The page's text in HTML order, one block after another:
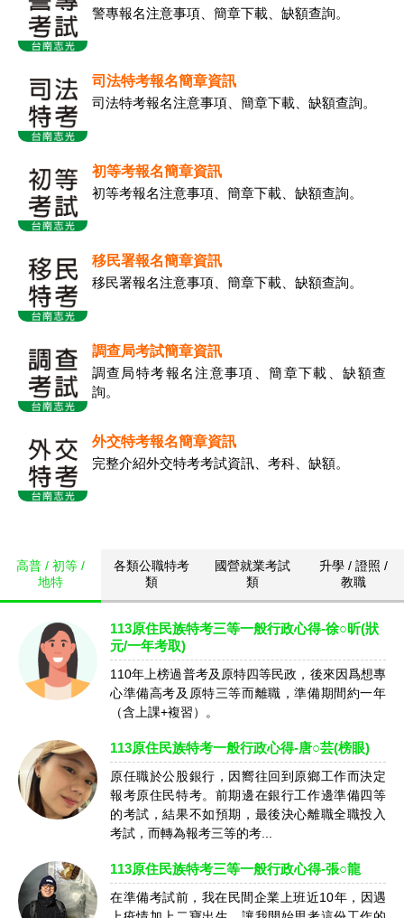
警專報名注意事項、簡章下載、缺額查詢。
司法特考報名簡章資訊
司法特考報名注意事項、簡章下載、缺額查詢。
初等考報名簡章資訊
初等考報名注意事項、簡章下載、缺額查詢。
移民署報名簡章資訊
移民署報名注意事項、簡章下載、缺額查詢。
調查局考試簡章資訊
調查局特考報名注意事項、簡章下載、缺額查
詢。
外交特考報名簡章資訊
完整介紹外交特考考試資訊、考科、缺額。
高普 / 初等 /
地特
各類公職特考
類
國營就業考試
類
升學 / 證照 /
教職
113原住民族特考三等一般行政心得-徐○昕(狀
元/一年考取)
110年上榜過普考及原特四等民政，後來因爲想專
心準備高考及原特三等而離職，準備期間約一年
（含上課+複習）。
113原住民族特考一般行政心得-唐○芸(榜眼)
原任職於公股銀行，因嚮往回到原鄉工作而決定
報考原住民特考。前期邊在銀行工作邊準備四等
的考試，結果不如預期，最後決心離職全職投入
考試，而轉為報考三等的考...
113原住民族特考三等一般行政心得-張○龍
在準備考試前，我在民間企業上班近10年，因遇